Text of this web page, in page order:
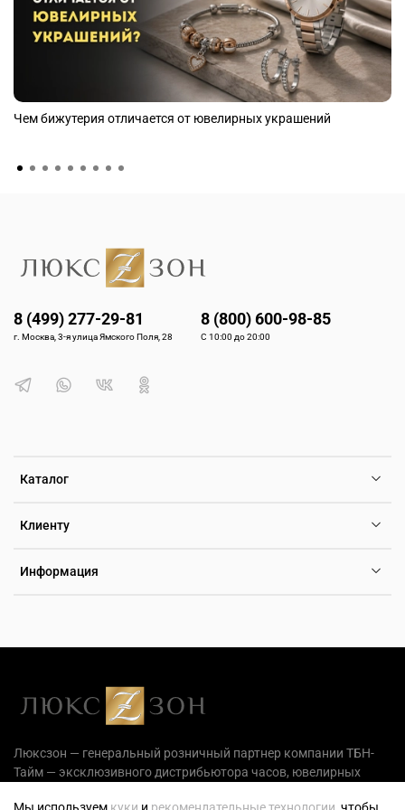
Чем бижутерия отличается от ювелирных украшений
Каталог
Клиенту
Информация
8 (499) 277-29-81
г. Москва, 3-я улица Ямского Поля, 28
8 (800) 600-98-85
С 10:00 до 20:00
Люксзон — генеральный розничный партнер компании ТБН-
Тайм — эксклюзивного дистрибьютора часов, ювелирных